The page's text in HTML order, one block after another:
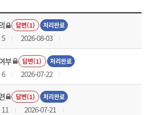
답변(1) 처리완료
5 2026-08-03
부 답변(1) 처리완료
6 2026-07-22
답변(1) 처리완료
11 2026-07-21